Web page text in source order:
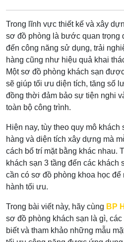
Trong lĩnh vực thiết kế và xây
sơ đồ phòng là bước quan trọng
đến công năng sử dụng, trải
hàng cũng như hiệu quả khai
Một sơ đồ phòng khách sạn
sẽ giúp tối ưu diện tích, tăng số
đồng thời đảm bảo sự tiện nghi
toàn bộ công trình.
Hiện nay, tùy theo quy mô khách
hàng và diện tích xây dựng mà
cách bố trí mặt bằng khác nhau.
khách sạn 3 tầng đến các khách
cần có sơ đồ phòng khoa học để
hành tối ưu.
Trong bài viết này, hãy cùng BP
sơ đồ phòng khách sạn là gì,
biết và tham khảo những mẫu